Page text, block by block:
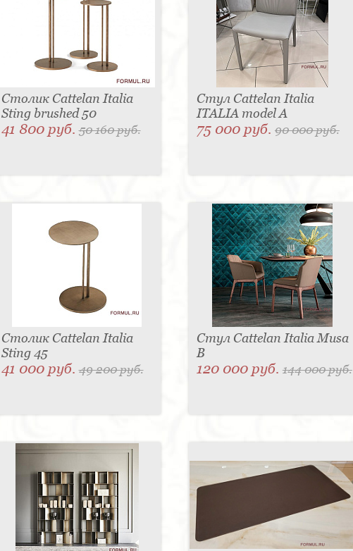
Столик Cattelan Italia
Sting brushed 50
41 800 руб.50 160 руб.
Стул Cattelan Italia
ITALIA model A
75 000 руб. 90 000 руб.
Столик Cattelan Italia
Sting 45
41 000 руб.49 200 руб.
Стул Cattelan Italia Musa
B
120 000 руб. 144 000 руб.